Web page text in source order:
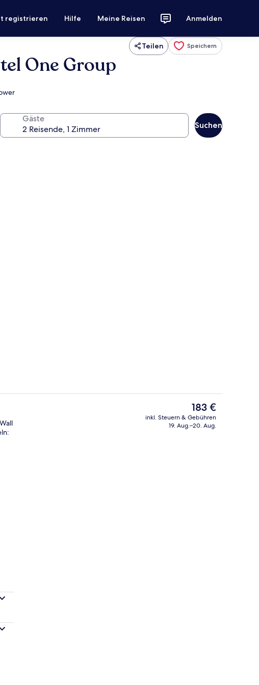
registrieren Hilfe Meine Reisen Anmelden
Teilen Speichern
One Group
Gäste
Suchen
(in der Unterkunft) Zimmer, 2 Doppelbetten |
Der
aktuelle
Preis
183 €
inkl. Steuern & Gebühren
19. Aug.–20. Aug.